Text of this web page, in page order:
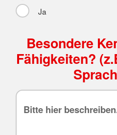
Ja
Besondere
Fähigkeiten?